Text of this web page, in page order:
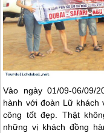
Vào ngày 01/09-06/09/
hành với đoàn Lữ khách
công tốt đẹp. Thật
những vị khách đồng